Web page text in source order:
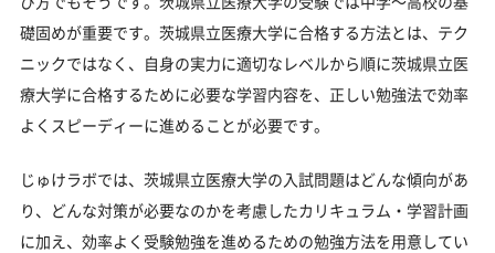
礎固めが重要です。茨城県立医療大学に合格する方法とは、テク
ニックではなく、自身の実力に適切なレベルから順に茨城県立医
療大学に合格するために必要な学習内容を、正しい勉強法で効率
よくスピーディーに進めることが必要です。
じゅけラボでは、茨城県立医療大学の入試問題はどんな傾向があ
り、どんな対策が必要なのかを考慮したカリキュラム・学習計画
に加え、効率よく受験勉強を進めるための勉強方法を用意してい